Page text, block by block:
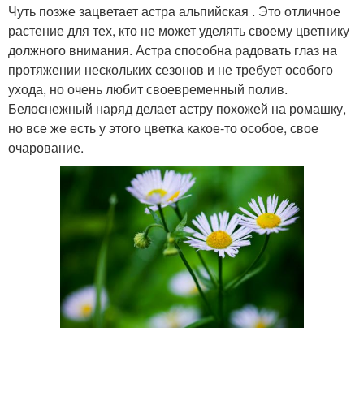
Чуть позже зацветает астра альпийская . Это отличное
растение для тех, кто не может уделять своему цветнику
должного внимания. Астра способна радовать глаз на
протяжении нескольких сезонов и не требует особого
ухода, но очень любит своевременный полив.
Белоснежный наряд делает астру похожей на ромашку,
но все же есть у этого цветка какое-то особое, свое
очарование.